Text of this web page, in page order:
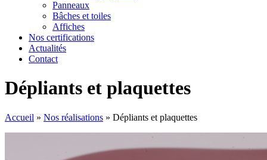
Panneaux
Bâches et toiles
Affiches
Nos certifications
Actualités
Contact
Dépliants et plaquettes
Accueil » Nos réalisations » Dépliants et plaquettes